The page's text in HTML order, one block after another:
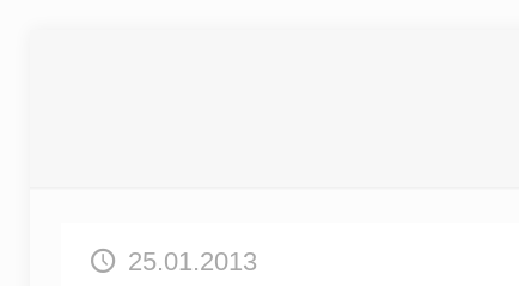
25.01.2013